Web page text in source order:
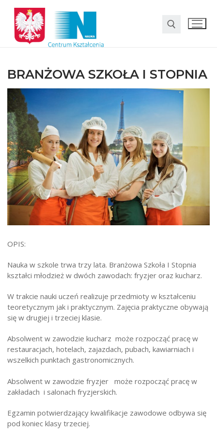
O nas
Oferta
LO SMS Talent
Strefa rodzica
Strefa ucznia
Bursa/Internat
Rekrutacja
Oferty pracy dla pracowników
Zadania realizowane z budżetu państwa
BRANŻOWA SZKOŁA I STOPNIA
OPIS:
Nauka w szkole trwa trzy lata. Branżowa Szkoła I Stopnia
kształci młodzież w dwóch zawodach: fryzjer oraz kucharz.
W trakcie nauki uczeń realizuje przedmioty w kształceniu
teoretycznym jak i praktycznym. Zajęcia praktyczne obywają
się w drugiej i trzeciej klasie.
Absolwent w zawodzie kucharz może rozpocząć pracę w
restauracjach, hotelach, zajazdach, pubach, kawiarniach i
wszelkich punktach gastronomicznych.
Absolwent w zawodzie fryzjer może rozpocząć pracę w
zakładach i salonach fryzjerskich.
Egzamin potwierdzający kwalifikacje zawodowe odbywa się
pod koniec klasy trzeciej.